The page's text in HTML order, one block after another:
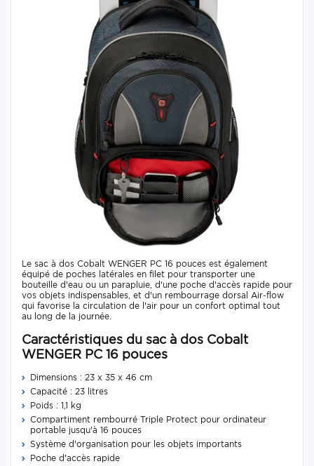
Le sac à dos Cobalt WENGER PC 16 pouces est également
équipé de poches latérales en filet pour transporter une
bouteille d'eau ou un parapluie, d'une poche d'accès rapide pour
vos objets indispensables, et d'un rembourrage dorsal Air-flow
qui favorise la circulation de l'air pour un confort optimal tout
au long de la journée.
Caractéristiques du sac à dos Cobalt
WENGER PC 16 pouces
Dimensions : 23 x 35 x 46 cm
Capacité : 23 litres
Poids : 1,1 kg
Compartiment rembourré Triple Protect pour ordinateur
portable jusqu'à 16 pouces
Système d'organisation pour les objets importants
Poche d'accès rapide